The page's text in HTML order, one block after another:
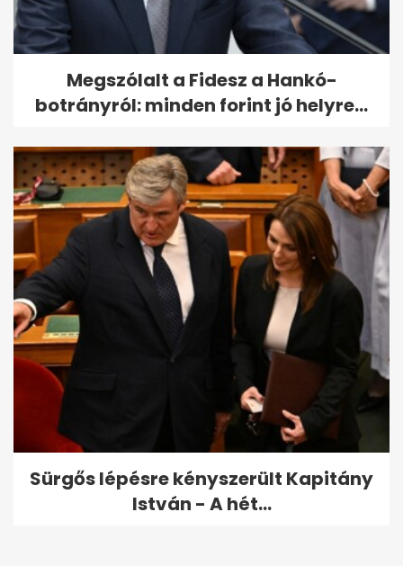
Megszólalt a Fidesz a Hankó-
botrányról: minden forint jó helyre...
Sürgős lépésre kényszerült Kapitány
István - A hét...